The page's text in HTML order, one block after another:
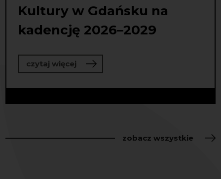
Kultury w Gdańsku na
kadencję 2026–2029
czytaj więcejo Rada Programowa
zobacz wszystkie